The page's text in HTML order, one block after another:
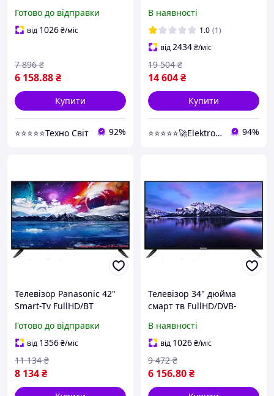
Android 15.0
Готово до відправки
від 1026₴/міс
6 158.88₴
7 896 ₴
Купити
⭐⭐⭐⭐⭐Техно Світ 92%
15.0 + голосовий пульт
В наявності
1.0 (1)
від2434₴/міс
14 604₴
19 504 ₴
Купити
⭐⭐⭐⭐⭐🚀Elektroniki-net 94%
Телевізор Panasonic 42"
Smart-Tv FullHD/ВТ
Готово до відправки
від 1356₴/міс
8 134₴
11 134 ₴
Телевізор 34" дюйма
смарт тв FullHD/DVB-
блютуз + голосове
управління
В наявності
від 1026₴/міс
6 156.80₴
9 472 ₴